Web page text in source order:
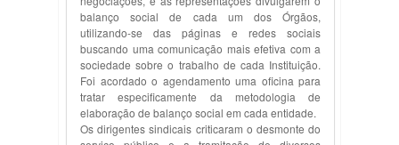
balanço social de cada um dos Órgãos,
utilizando-se das páginas e redes sociais
buscando uma comunicação mais efetiva com a
sociedade sobre o trabalho de cada Instituição.
Foi acordado o agendamento uma oficina para
tratar especificamente da metodologia de
elaboração de balanço social em cada entidade.
Os dirigentes sindicais criticaram o desmonte do